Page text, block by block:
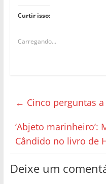
Curtir isso:
Carregando...
← Cinco perguntas
‘Abjeto marinheiro’:
Cândido no livro de
Deixe um